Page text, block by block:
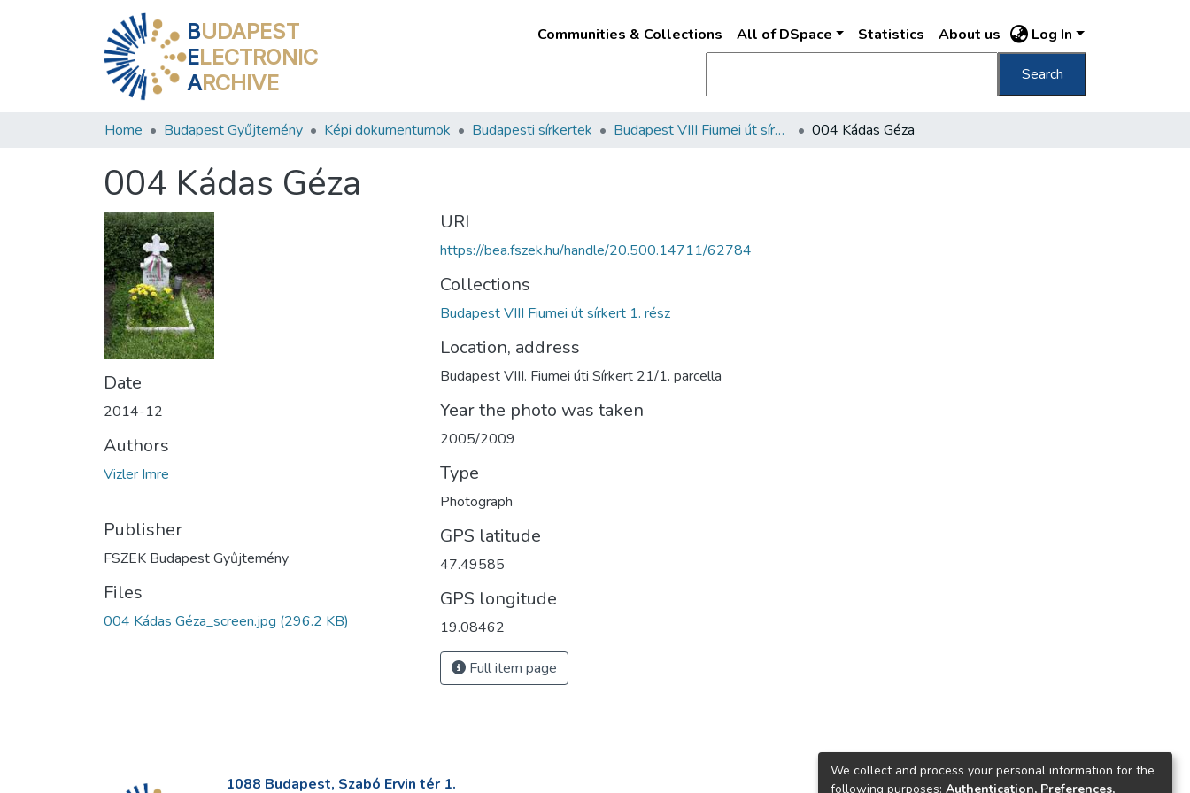
BUDAPEST
ELECTRONIC
ARCHIVE
Communities & Collections All of DSpace Statistics About us Log In
Search
Home Budapest Gyűjtemény Képi dokumentumok Budapesti sírkertek Budapest VIII Fiumei út sírkert 1. rész 004 Kádas Géza
004 Kádas Géza
Date
2014-12
Authors
Vizler Imre
Publisher
FSZEK Budapest Gyűjtemény
Files
004 Kádas Géza_screen.jpg (296.2 KB)
URI
https://bea.fszek.hu/handle/20.500.14711/62784
Collections
Budapest VIII Fiumei út sírkert 1. rész
Location, address
Budapest VIII. Fiumei úti Sírkert 21/1. parcella
Year the photo was taken
2005/2009
Type
Photograph
GPS latitude
47.49585
GPS longitude
19.08462
Full item page
1088 Budapest, Szabó Ervin tér 1.
We collect and process your personal information for the
following purposes: Authentication, Preferences,